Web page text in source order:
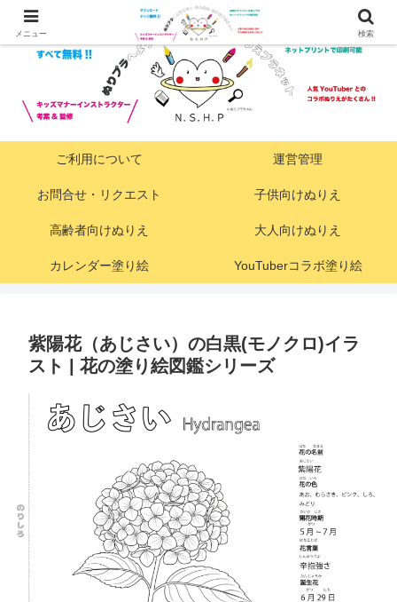
ご利用について 運営管理
お問合せ・リクエスト 子供向けぬりえ
高齢者向けぬりえ 大人向けぬりえ
カレンダー塗り絵 YouTuberコラボ塗り絵
紫陽花（あじさい）の白黒(モノクロ)イラ
スト | 花の塗り絵図鑑シリーズ
メニュー 検索